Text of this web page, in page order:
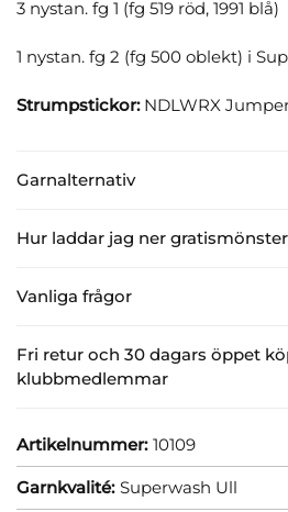
Garnalternativ
Hur laddar jag ner
Vanliga frågor
Fri retur och 30 dagars öppet
klubbmedlemmar
3 nystan. fg 1 (fg 519 röd, 1991 blå)
1 nystan. fg 2 (fg 500 oblekt) i
Strumpstickor:NDLWRX
Artikelnummer: 10109
Garnkvalité: Superwash Ull